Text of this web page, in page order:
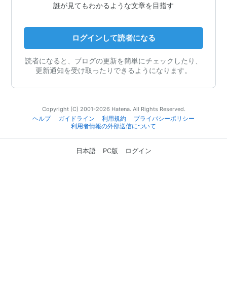
誰が見てもわかるような文章を目指す
ログインして読者になる
読者になると、ブログの更新を簡単にチェックしたり、
更新通知を受け取ったりできるようになります。
Copyright (C) 2001-2026 Hatena. All Rights Reserved.
ヘルプ
ガイドライン 利用規約
プライバシーポリシー
利用者情報の外部送信について
日本語 PC版 ログイン